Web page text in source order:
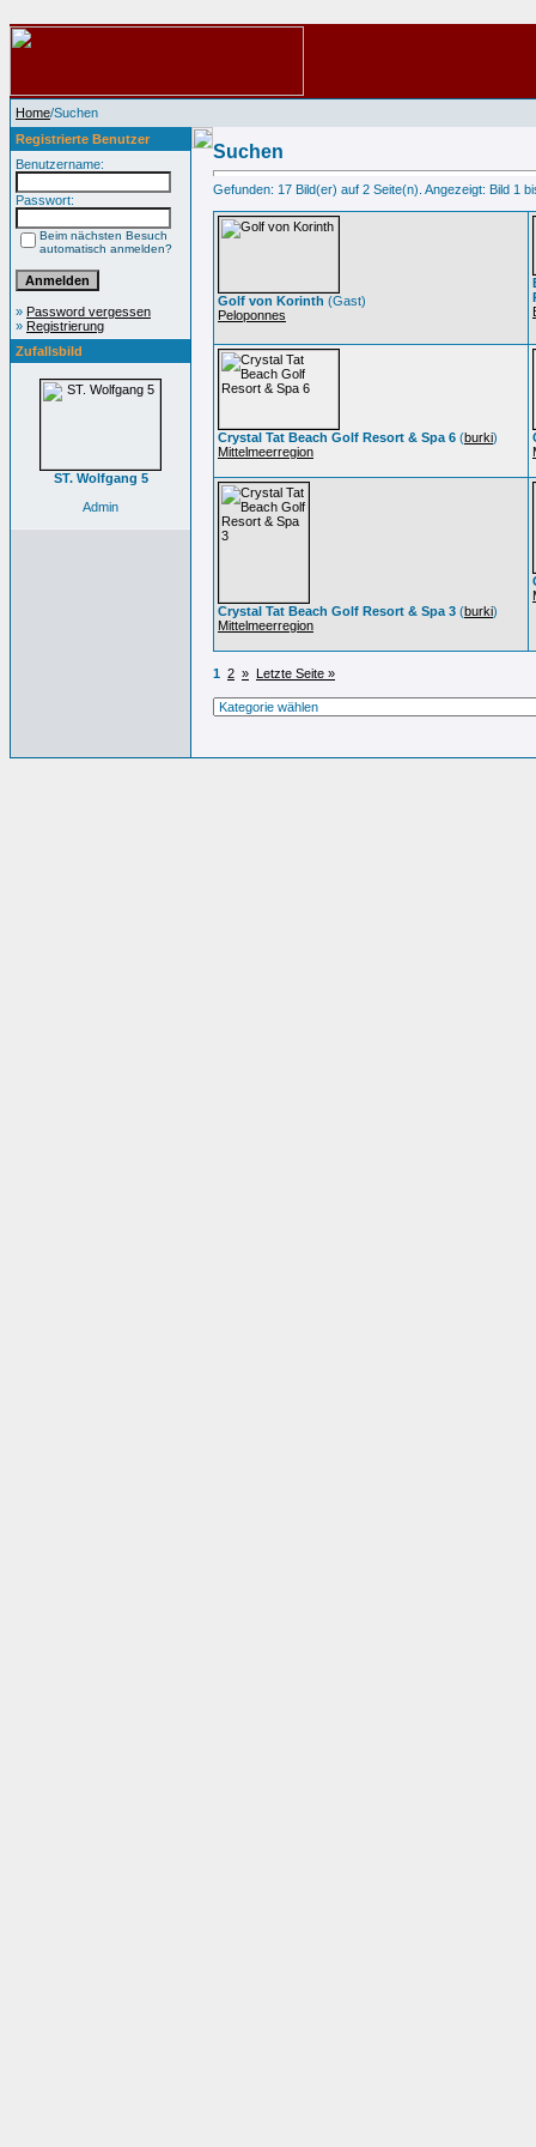
Home/Suchen
Registrierte Benutzer
Benutzername:
Passwort:
Beim nächsten Besuch
automatisch anmelden?
» Password vergessen
» Registrierung
Zufallsbild
ST. Wolfgang 5
Admin
Suchen
Gefunden: 17 Bild(er) auf 2 Seite(n). Angezeigt: Bild 1
Golf von Korinth (Gast)
Peloponnes
Crystal Tat Beach Golf Resort & Spa 6 (burki)
Mittelmeerregion
Crystal Tat Beach Golf Resort & Spa 3 (burki)
Mittelmeerregion
1 2 » Letzte Seite »